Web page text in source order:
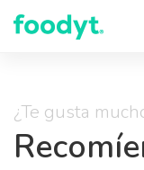
¿Te gusta